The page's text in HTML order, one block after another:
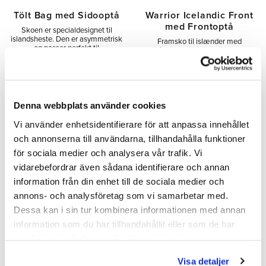
Denna webbplats använder cookies
Vi använder enhetsidentifierare för att anpassa innehållet
och annonserna till användarna, tillhandahålla funktioner
för sociala medier och analysera vår trafik. Vi
vidarebefordrar även sådana identifierare och annan
information från din enhet till de sociala medier och
annons- och analysföretag som vi samarbetar med.
Dessa kan i sin tur kombinera informationen med annan
information som du har tillhandahållit eller som de har
Visa detaljer
Tölt Bag med Sidooptå
Skoen er specialdesignet til
islandsheste. Den er asymmetrisk
og passer perfekt til
Warrior Icelandic Front
med Frontoptå
Framsko til islænder med
tåkappe og FEIF-godkendt
design. Fås i størrelse 3x0–1.
MÄNGD-
RABATT
MÄNGD-
RABATT